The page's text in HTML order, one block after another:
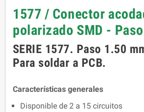
1577 / Conector
polarizado SMD -
SERIE 1577. Paso 1.50
Para soldar a PCB.
Características generales
Disponible de 2 a 15 circuitos